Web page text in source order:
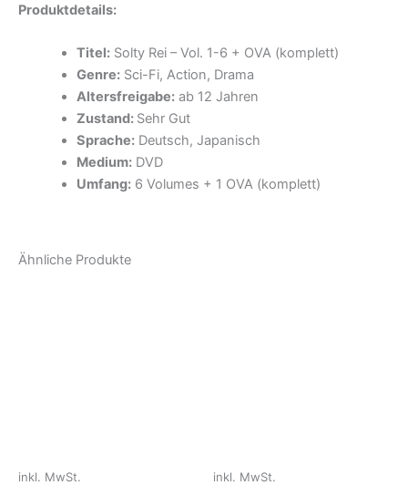
Produktdetails:
Titel:Solty Rei – Vol. 1-6 + OVA (komplett)
Genre:Sci-Fi, Action, Drama
Altersfreigabe:ab 12 Jahren
Zustand: Sehr Gut
Sprache:Deutsch, Japanisch
Medium:DVD
Umfang:6 Volumes + 1 OVA (komplett)
Ähnliche Produkte
inkl. MwSt.
inkl. MwSt.